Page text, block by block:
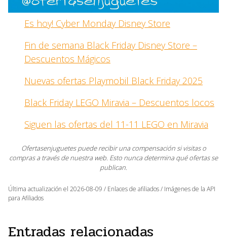
Es hoy! Cyber Monday Disney Store
Fin de semana Black Friday Disney Store –
Descuentos Mágicos
Nuevas ofertas Playmobil Black Friday 2025
Black Friday LEGO Miravia – Descuentos locos
Siguen las ofertas del 11-11 LEGO en Miravia
Ofertasenjuguetes puede recibir una compensación si visitas o
compras a través de nuestra web. Esto nunca determina qué ofertas se
publican.
Última actualización el 2026-08-09 / Enlaces de afiliados / Imágenes de la API
para Afiliados
Entradas relacionadas